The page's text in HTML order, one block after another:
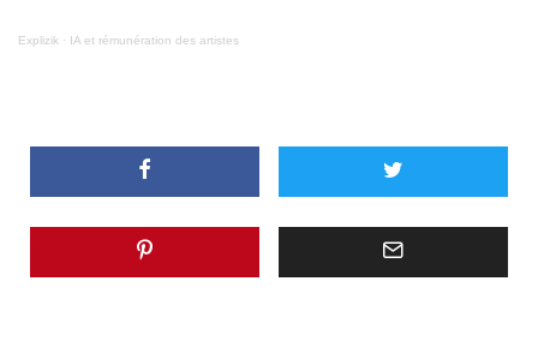
Explizik · IA et rémunération des artistes